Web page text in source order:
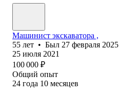
Машинист экскаватора ,
55 лет • Был 27 февраля 2025
25 июля 2021
100 000 ₽
Общий опыт
24 года 10 месяцев